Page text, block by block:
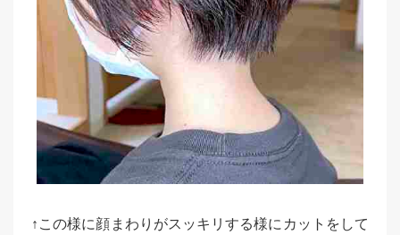
↑この様に顔まわりがスッキリする様にカットをして